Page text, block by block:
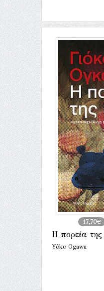
17,70€
Η πορεία
Yôko Ogawa